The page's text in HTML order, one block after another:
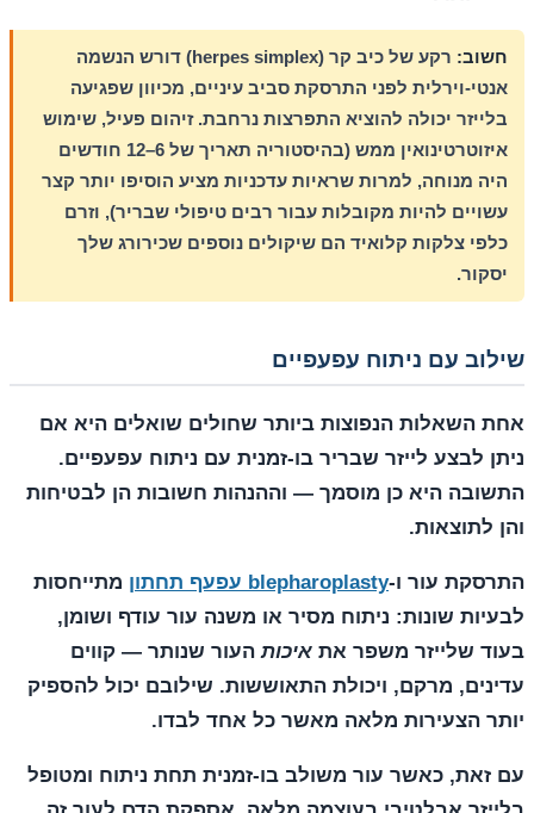
חשוב:
רקע של כיב קר (herpes simplex) דורש הנשמה
אנטי-וירלית לפני התרסקת סביב עיניים, מכיוון שפגיעה
בלייזר יכולה להוציא התפרצות נרחבת. זיהום פעיל, שימוש
איזוטרטינואין ממש (בהיסטוריה תאריך של 6–12 חודשים
היה מנוחה, למרות שראיות עדכניות מציע הוסיפו יותר קצר
עשויים להיות מקובלות עבור רבים טיפולי שבריר), וזרם
כלפי צלקות קלואיד הם שיקולים נוספים שכירורג שלך
יסקור.
שילוב עם ניתוח עפעפיים
אחת השאלות הנפוצות ביותר שחולים שואלים היא אם
ניתן לבצע לייזר שבריר בו-זמנית עם ניתוח עפעפיים.
התשובה היא כן מוסמך — וההנהות חשובות הן לבטיחות
והן לתוצאות.
התרסקת עור ו-blepharoplasty עפעף תחתון
מתייחסות
לבעיות שונות: ניתוח מסיר או משנה עור עודף ושומן,
בעוד שלייזר משפר את איכות העור שנותר — קווים
עדינים, מרקם, ויכולת התאוששות. שילובם יכול להספיק
יותר הצעירות מלאה מאשר כל אחד לבדו.
עם זאת, כאשר עור משולב בו-זמנית תחת ניתוח ומטופל